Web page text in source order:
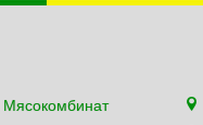
Мясокомбинат